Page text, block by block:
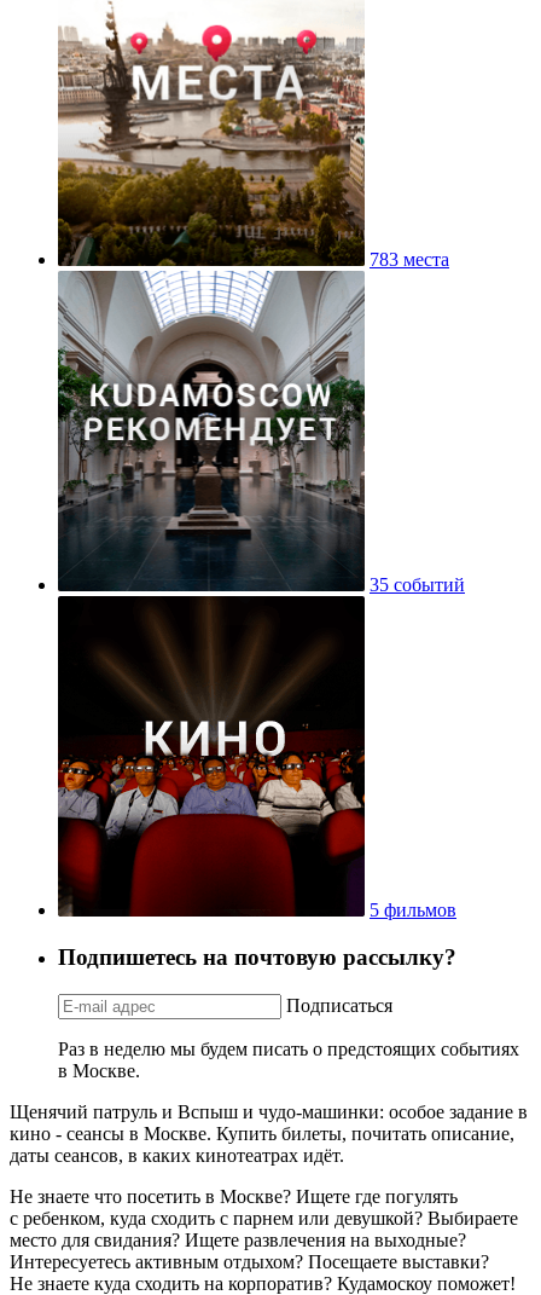
783 места
35 событий
5 фильмов
Подпишетесь на почтовую рассылку?
Подписаться
Раз в неделю мы будем писать о предстоящих событиях
в Москве.
Щенячий патруль и Вспыш и чудо-машинки: особое задание в
кино - сеансы в Москве. Купить билеты, почитать описание,
даты сеансов, в каких кинотеатрах идёт.
Не знаете что посетить в Москве? Ищете где погулять
с ребенком, куда сходить с парнем или девушкой? Выбираете
место для свидания? Ищете развлечения на выходные?
Интересуетесь активным отдыхом? Посещаете выставки?
Не знаете куда сходить на корпоратив? Кудамоскоу поможет!